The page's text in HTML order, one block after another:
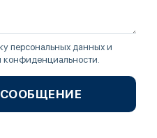
персональных данных и
конфиденциальности